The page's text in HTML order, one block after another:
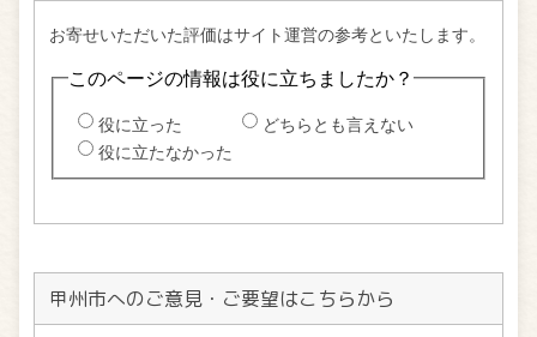
甲州市へのご意見・ご要望はこちらから